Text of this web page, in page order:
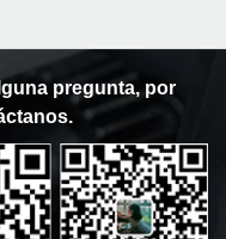
pregunta, por